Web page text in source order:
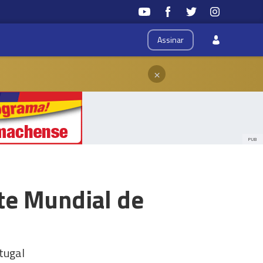
Assinar
×
PUB
Mundial de